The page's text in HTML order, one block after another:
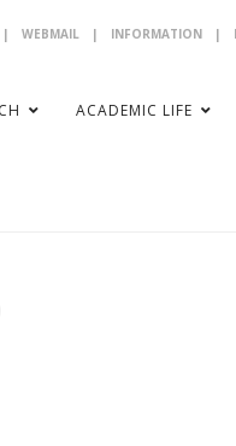
| WEBMAIL | INFORMATION |
ACADEMIC LIFE